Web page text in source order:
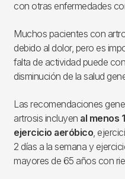
con otras enfermedades
Muchos pacientes con
debido al dolor, pero es
falta de actividad puede
disminución de la salud
Las recomendaciones
artrosis incluyen al menos
ejercicio aeróbico,
2 días a la semana y
mayores de 65 años con